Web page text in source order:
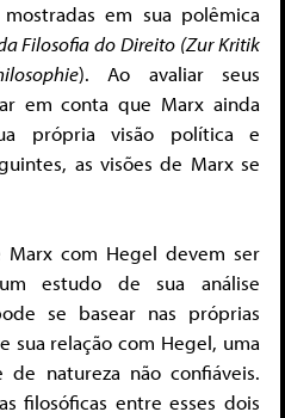
em sua polêmica
Filosofia do Direito (Zur Kritik
). Ao avaliar seus
em conta que Marx ainda
própria visão política e
as visões de Marx se
Marx com Hegel devem ser
estudo de sua análise
se basear nas próprias
sua relação com Hegel, uma
natureza não confiáveis.
filosóficas entre esses dois